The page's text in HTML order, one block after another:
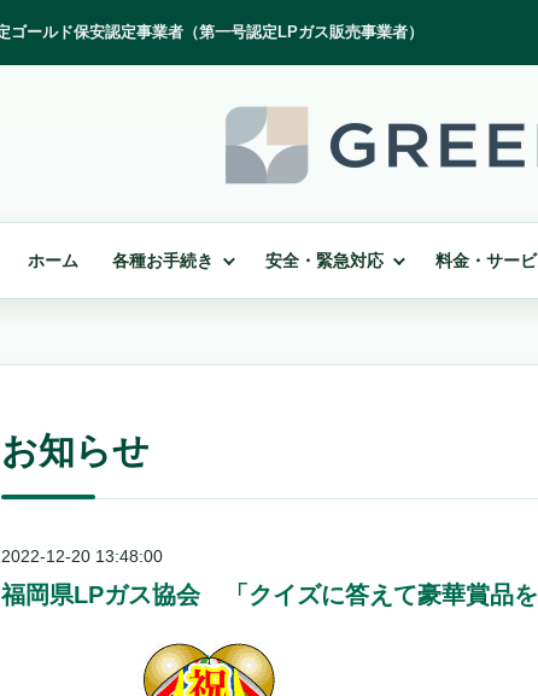
ホーム 各種お手続き 安全・緊急対応 料金・サー
お知らせ
2022-12-20 13:48:00
福岡県LPガス協会 「クイズに答えて豪華賞品